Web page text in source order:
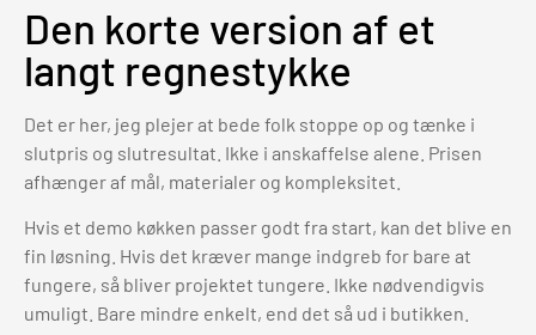
Den korte version af et
langt regnestykke
Det er her, jeg plejer at bede folk stoppe op og tænke i
slutpris og slutresultat. Ikke i anskaffelse alene. Prisen
afhænger af mål, materialer og kompleksitet.
Hvis et demo køkken passer godt fra start, kan det blive en
fin løsning. Hvis det kræver mange indgreb for bare at
fungere, så bliver projektet tungere. Ikke nødvendigvis
umuligt. Bare mindre enkelt, end det så ud i butikken.